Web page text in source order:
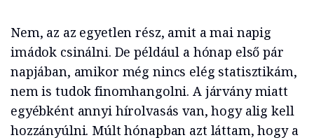
Nem, az az egyetlen rész, amit a mai napig
imádok csinálni. De például a hónap első pár
napjában, amikor még nincs elég statisztikám,
nem is tudok finomhangolni. A járvány miatt
egyébként annyi hírolvasás van, hogy alig kell
hozzányúlni. Múlt hónapban azt láttam, hogy a